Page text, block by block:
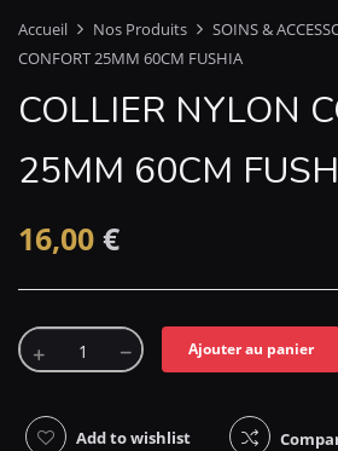
Accueil Nos Produits SOINS &
CONFORT 25MM 60CM FUSHIA
COLLIER NYLON
25MM 60CM
16,00 €
Ajouter au panier
Add to wishlist